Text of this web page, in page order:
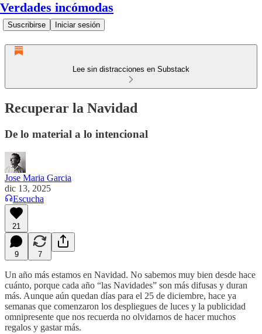
Verdades incómodas
Suscribirse Iniciar sesión
Lee sin distracciones en Substack
Recuperar la Navidad
De lo material a lo intencional
Jose Maria Garcia
dic 13, 2025
Escucha
21
9 7
Un año más estamos en Navidad. No sabemos muy bien desde hace
cuánto, porque cada año “las Navidades” son más difusas y duran
más. Aunque aún quedan días para el 25 de diciembre, hace ya
semanas que comenzaron los despliegues de luces y la publicidad
omnipresente que nos recuerda no olvidarnos de hacer muchos
regalos y gastar más.